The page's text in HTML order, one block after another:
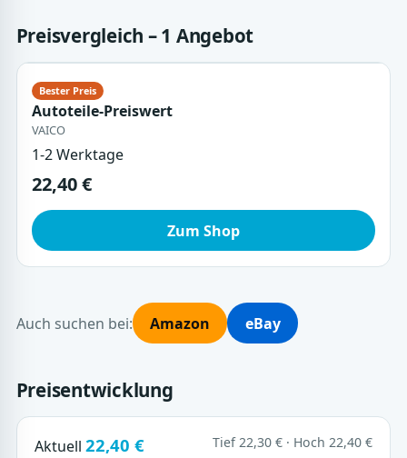
Preisvergleich – 1 Angebot
Autoteile-Preiswert
VAICO
1-2 Werktage
22,40 €
Zum Shop
Auch suchen bei: Amazon eBay
Preisentwicklung
Aktuell 22,40 € Tief 22,30 € · Hoch 22,40 €